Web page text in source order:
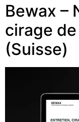
Bewax –
cirage
(Suisse)